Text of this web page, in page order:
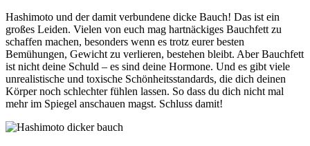
Hashimoto und der damit verbundene dicke Bauch! Das ist ein
großes Leiden. Vielen von euch mag hartnäckiges Bauchfett zu
schaffen machen, besonders wenn es trotz eurer besten
Bemühungen, Gewicht zu verlieren, bestehen bleibt. Aber Bauchfett
ist nicht deine Schuld – es sind deine Hormone. Und es gibt viele
unrealistische und toxische Schönheitsstandards, die dich deinen
Körper noch schlechter fühlen lassen. So dass du dich nicht mal
mehr im Spiegel anschauen magst. Schluss damit!